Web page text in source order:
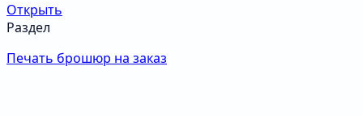
Открыть
Раздел
Печать брошюр на заказ